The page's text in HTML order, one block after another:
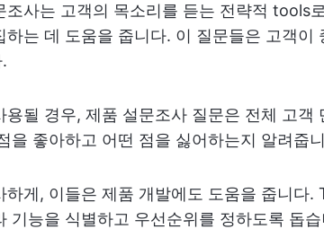
조사는 고객의 목소리를 듣는 전략적 tools
하는 데 도움을 줍니다. 이 질문들은 고객이
용될 경우, 제품 설문조사 질문은 전체 고객
을 좋아하고 어떤 점을 싫어하는지 알려줍
하게, 이들은 제품 개발에도 도움을 줍니다.
기능을 식별하고 우선순위를 정하도록 돕